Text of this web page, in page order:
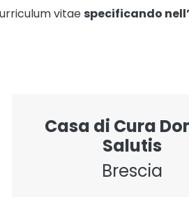
vitae specificando
Casa di Cura
Salutis
Brescia